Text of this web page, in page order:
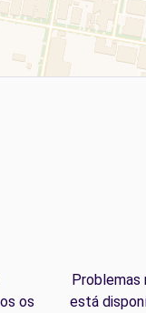
os
Problemas
está